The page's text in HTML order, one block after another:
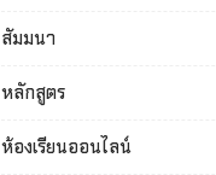
สัมมนา
หลักสูตร
ห้องเรียนออนไลน์